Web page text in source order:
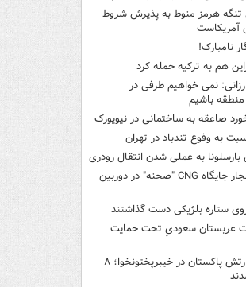
تنگه هرمز منوط به پذیرش شروط
آمریکاست
نامبارک!
هم به ترکیه حمله کرد
نمی خواهیم طرفی در
باشیم
صاعقه به ساختمانی در نیویورک
به وفوع تندباد در تهران
به عملی شدن انتقال رودری
لحظه انفجار جایگاه CNG "صحنه" در دوربین
ستاره بلژیکی دست گذاشتند
عربستان سعودیِ تحت حمایت
عملیات ارتش پاکستان در خیبرپختونخوا؛ ۸